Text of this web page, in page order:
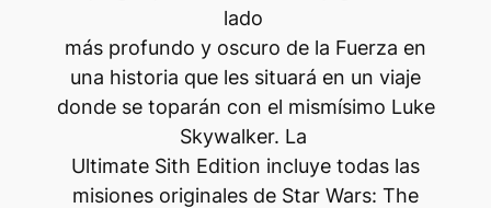
lado
más profundo y oscuro de la Fuerza en
una historia que les situará en un viaje
donde se toparán con el mismísimo Luke
Skywalker. La
Ultimate Sith Edition incluye todas las
misiones originales de Star Wars: The